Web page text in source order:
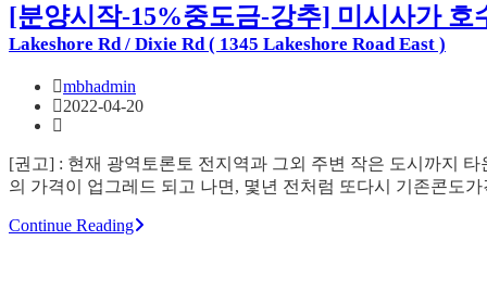
[분양시작-15%중도금-강추] 미시사가
Lakeshore Rd / Dixie Rd ( 1345 Lakeshore Road East )
mbhadmin
2022-04-20
[권고] : 현재 광역토론토 전지역과 그외 주변 작은 도시까지
의 가격이 업그레드 되고 나면, 몇년 전처럼 또다시 기존콘도
Continue Reading